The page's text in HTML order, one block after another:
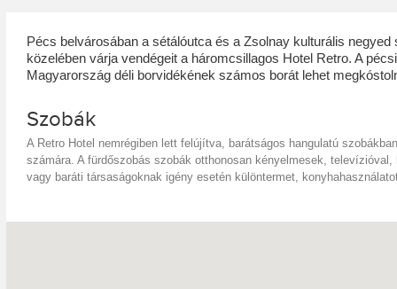
Pécs belvárosában a sétálóutca és a Zsolnay kulturális
közelében várja vendégeit a háromcsillagos Hotel Retro. A
Magyarország déli borvidékének számos borát lehet
Szobák
A Retro Hotel nemrégiben lett felújítva, barátságos hangulatú
számára. A fürdőszobás szobák otthonosan kényelmesek,
vagy baráti társaságoknak igény esetén különtermet,